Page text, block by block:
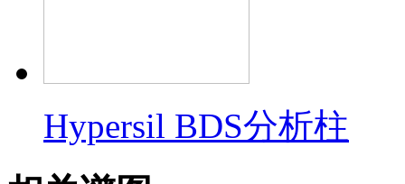
Hypersil BDS分析柱